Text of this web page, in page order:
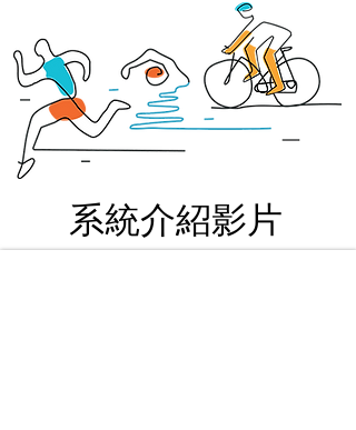
系統介紹影片